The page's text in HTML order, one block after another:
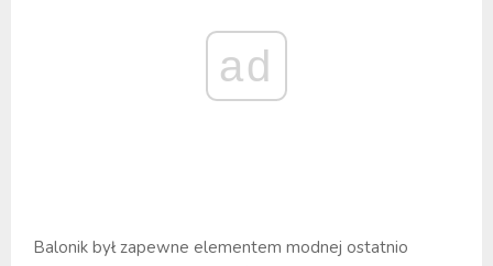
ad
Balonik był zapewne elementem modnej ostatnio